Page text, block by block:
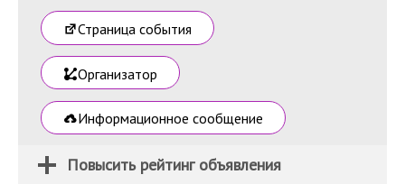
Страница события
Организатор
Информационное сообщение
Повысить рейтинг объявления